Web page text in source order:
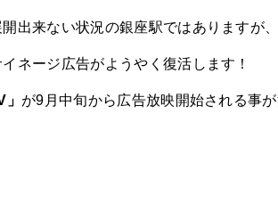
出来ない状況の銀座駅ではありますが
ネージ広告がようやく復活します！
が9月中旬から広告放映開始される事